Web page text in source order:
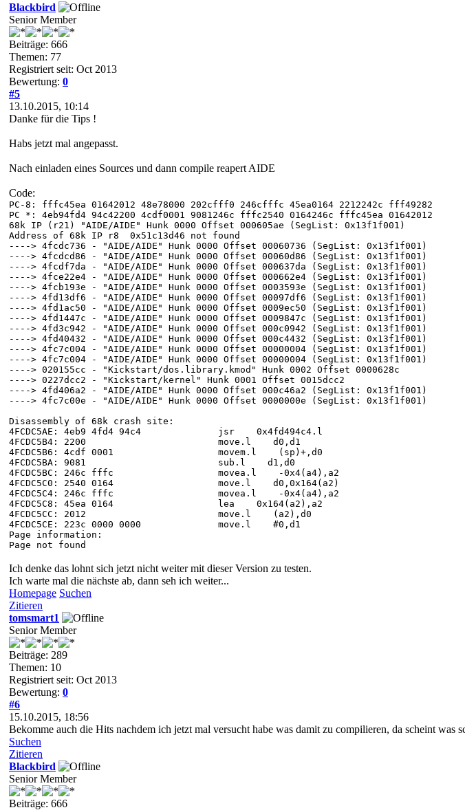
Blackbird
Senior Member
Beiträge: 666
Themen: 77
Registriert seit: Oct 2013
Bewertung: 0
#5
13.10.2015, 10:14
Danke für die Tips !
Habs jetzt mal angepasst.
Nach einladen eines Sources und dann compile reapert AIDE
Code:
PC-8: fffc45ea 01642012 48e78000 202cfff0 246cfffc 45ea0164 2212242c fff49282
PC *: 4eb94fd4 94c42200 4cdf0001 9081246c fffc2540 0164246c fffc45ea 01642012
68k IP (r21) "AIDE/AIDE" Hunk 0000 Offset 000605ae (SegList: 0x13f1f001)
Address of 68k IP r8 0x51c13d46 not found
----> 4fcdc736 - "AIDE/AIDE" Hunk 0000 Offset 00060736 (SegList: 0x13f1f001)
----> 4fcdcd86 - "AIDE/AIDE" Hunk 0000 Offset 00060d86 (SegList: 0x13f1f001)
----> 4fcdf7da - "AIDE/AIDE" Hunk 0000 Offset 000637da (SegList: 0x13f1f001)
----> 4fce22e4 - "AIDE/AIDE" Hunk 0000 Offset 000662e4 (SegList: 0x13f1f001)
----> 4fcb193e - "AIDE/AIDE" Hunk 0000 Offset 0003593e (SegList: 0x13f1f001)
----> 4fd13df6 - "AIDE/AIDE" Hunk 0000 Offset 00097df6 (SegList: 0x13f1f001)
----> 4fd1ac50 - "AIDE/AIDE" Hunk 0000 Offset 0009ec50 (SegList: 0x13f1f001)
----> 4fd1447c - "AIDE/AIDE" Hunk 0000 Offset 0009847c (SegList: 0x13f1f001)
----> 4fd3c942 - "AIDE/AIDE" Hunk 0000 Offset 000c0942 (SegList: 0x13f1f001)
----> 4fd40432 - "AIDE/AIDE" Hunk 0000 Offset 000c4432 (SegList: 0x13f1f001)
----> 4fc7c004 - "AIDE/AIDE" Hunk 0000 Offset 00000004 (SegList: 0x13f1f001)
----> 4fc7c004 - "AIDE/AIDE" Hunk 0000 Offset 00000004 (SegList: 0x13f1f001)
----> 020155cc - "Kickstart/dos.library.kmod" Hunk 0002 Offset 0000628c
----> 0227dcc2 - "Kickstart/kernel" Hunk 0001 Offset 0015dcc2
----> 4fd406a2 - "AIDE/AIDE" Hunk 0000 Offset 000c46a2 (SegList: 0x13f1f001)
----> 4fc7c00e - "AIDE/AIDE" Hunk 0000 Offset 0000000e (SegList: 0x13f1f001)
Disassembly of 68k crash site:
4FCDC5AE: 4eb9 4fd4 94c4 jsr 0x4fd494c4.l
4FCDC5B4: 2200 move.l d0,d1
4FCDC5B6: 4cdf 0001 movem.l (sp)+,d0
4FCDC5BA: 9081 sub.l d1,d0
4FCDC5BC: 246c fffc movea.l -0x4(a4),a2
4FCDC5C0: 2540 0164 move.l d0,0x164(a2)
4FCDC5C4: 246c fffc movea.l -0x4(a4),a2
4FCDC5C8: 45ea 0164 lea 0x164(a2),a2
4FCDC5CC: 2012 move.l (a2),d0
4FCDC5CE: 223c 0000 0000 move.l #0,d1
Page information:
Page not found
Ich denke das lohnt sich jetzt nicht weiter mit dieser Version zu testen.
Ich warte mal die nächste ab, dann seh ich weiter...
Homepage Suchen
Zitieren
tomsmart1
Senior Member
Beiträge: 289
Themen: 10
Registriert seit: Oct 2013
Bewertung: 0
#6
15.10.2015, 18:56
Bekomme auch die Hits nachdem ich jetzt mal versucht habe was damit zu compilieren, da scheint
Suchen
Zitieren
Blackbird
Senior Member
Beiträge: 666